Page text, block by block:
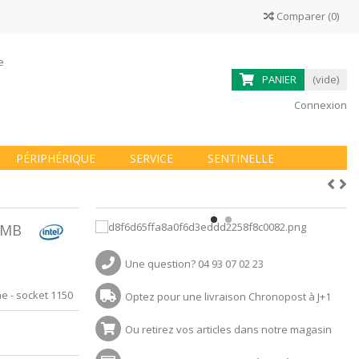
Comparer (0)
PANIER
(vide)
Connexion
PÉRIPHÉRIQUE SERVICE SENTINELLE
- socket 1150
Une question? 04 93 07 02 23
Optez pour une livraison Chronopost à J+1
Ou retirez vos articles dans notre magasin